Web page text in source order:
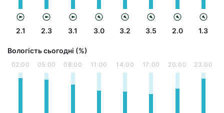
2.1 2.3 3.1 3.0 3.2 3.5 2.0 1.3
Вологість сьогодні (%)
02:00 05:00 08:00 11:00 14:00 17:00 20:00 23:00